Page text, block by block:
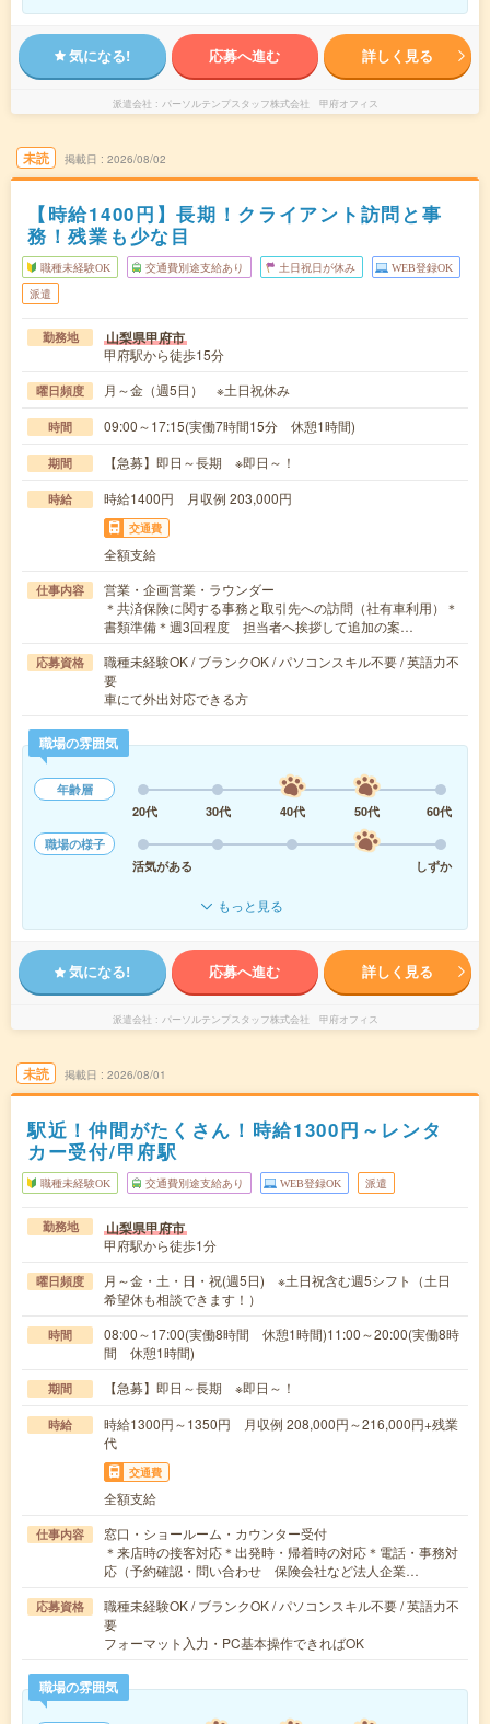
気になる! 応募へ進む 詳しく見る
派遣会社 パーソルテンプスタッフ株式会社 甲府オフィス
未読 掲載日 2026/08/02
【時給1400円】長期！クライアント訪問と事
務！残業も少な目
職種未経験OK 交通費別途支給あり 土日祝日が休み WEB登録OK
派遣
勤務地 山梨県甲府市
甲府駅から徒歩15分
曜日頻度 月～金（週5日） ※土日祝休み
時間 09:00～17:15(実働7時間15分 休憩1時間)
期間 【急募】即日～長期 ※即日～！
時給 時給1400円 月収例 203,000円
交通費
全額支給
仕事内容
営業・企画営業・ラウンダー
＊共済保険に関する事務と取引先への訪問（社有車利用）＊
書類準備＊週3回程度 担当者へ挨拶して追加の案…
応募資格
職種未経験OK / ブランクOK / パソコンスキル不要 / 英語力不
要
車にて外出対応できる方
職場の雰囲気
年齢層
20代
30代 40代 50代
60代
職場の様子
活気がある
しずか
もっと見る
気になる! 応募へ進む 詳しく見る
派遣会社 パーソルテンプスタッフ株式会社 甲府オフィス
未読 掲載日 2026/08/01
駅近！仲間がたくさん！時給1300円～レンタ
カー受付/甲府駅
職種未経験OK 交通費別途支給あり WEB登録OK 派遣
勤務地 山梨県甲府市
甲府駅から徒歩1分
曜日頻度
月～金・土・日・祝(週5日) ※土日祝含む週5シフト（土日
希望休も相談できます！）
時間
08:00～17:00(実働8時間 休憩1時間)11:00～20:00(実働8時
間 休憩1時間)
期間 【急募】即日～長期 ※即日～！
時給
時給1300円～1350円 月収例 208,000円～216,000円+残業
代
交通費
全額支給
仕事内容
窓口・ショールーム・カウンター受付
＊来店時の接客対応＊出発時・帰着時の対応＊電話・事務対
応（予約確認・問い合わせ 保険会社など法人企業…
応募資格
職種未経験OK / ブランクOK / パソコンスキル不要 / 英語力不
要
フォーマット入力・PC基本操作できればOK
職場の雰囲気